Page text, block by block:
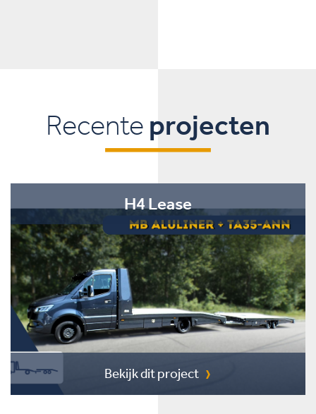
Recente projecten
H4 Lease
Bekijk dit project